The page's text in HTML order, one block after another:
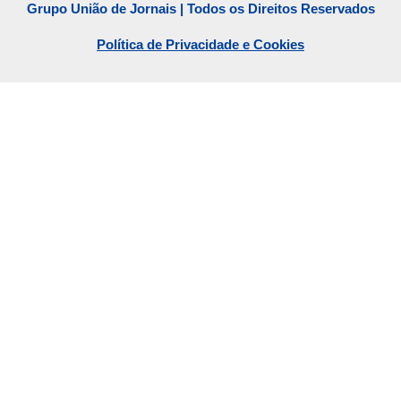
Grupo União de Jornais | Todos os Direitos Reservados
Política de Privacidade e Cookies